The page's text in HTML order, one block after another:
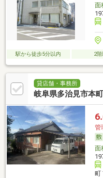
面
駅から徒歩5分以内 2
貸店舗・事務所
岐阜県多治見市本
管
面
町